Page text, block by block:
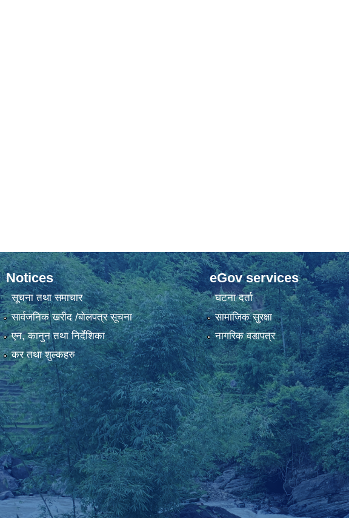
Notices
सूचना तथा समाचार
सार्वजनिक खरीद /बोलपत्र सूचना
एन, कानुन तथा निर्देशिका
कर तथा शुल्कहरु
eGov services
घटना दर्ता
सामाजिक सुरक्षा
नागरिक वडापत्र